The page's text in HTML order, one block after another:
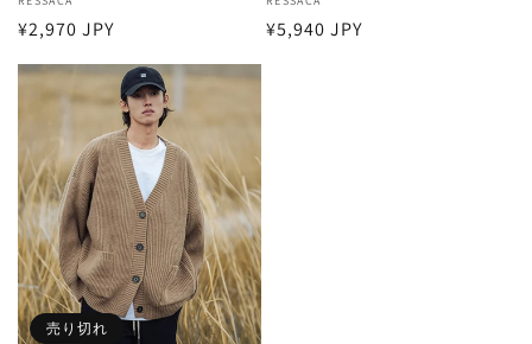
売
通
¥2,970 JPY
売
通
¥5,940 JPY
売り切れ